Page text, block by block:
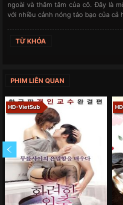
ngoài và thâm tâm của cô. Đây là
với nhiều cảnh nóng táo bạo của cả
TỪ KHÓA
PHIM LIÊN QUAN
HD-VietSub